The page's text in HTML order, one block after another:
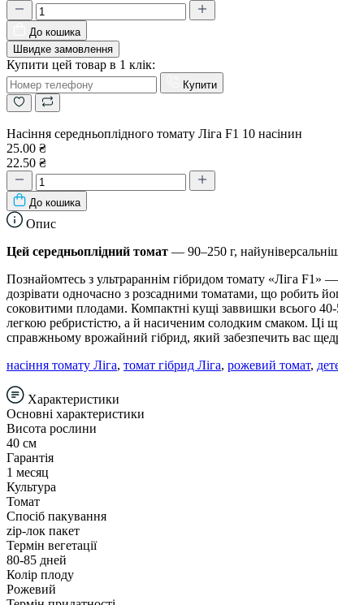
До кошика
Швидке замовлення
Купити цей товар в 1 клік:
Купити
Насіння середньоплідного томату Ліга F1 10 насінин
25.00 ₴
22.50 ₴
До кошика
Опис
Цей середньоплідний томат — 90–250 г,
Познайомтесь з ультрараннім гібридом томату «Ліга F1»
дозрівати одночасно з розсадними томатами, що робить
соковитими плодами. Компактні кущі заввишки всього
легкою ребристістю, а й насиченим солодким смаком. Ці
справжньому врожайний гібрид, який забезпечить вас
насіння томату Ліга, томат гібрид Ліга, рожевий томат,
Характеристики
Основні характеристики
Висота рослини
40 см
Гарантія
1 месяц
Культура
Томат
Спосіб пакування
zip-лок пакет
Термін вегетації
80-85 дней
Колір плоду
Рожевий